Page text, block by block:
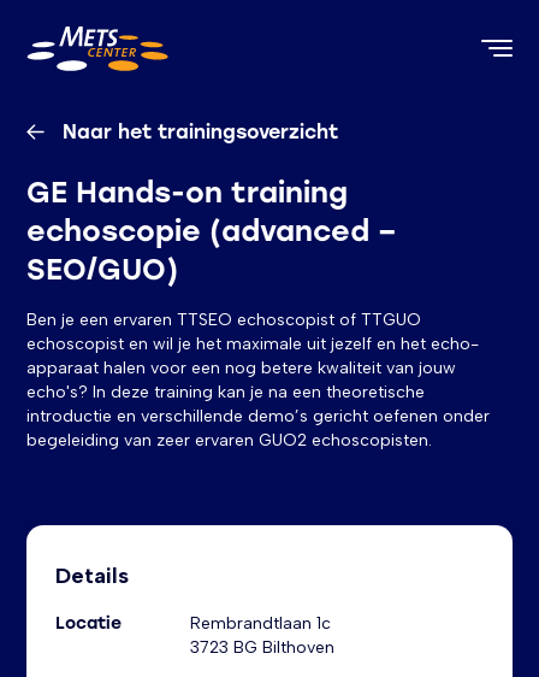
METS Center, terug naar de homepagina
Naar het trainingsoverzicht
GE Hands-on training
echoscopie (advanced –
SEO/GUO)
Ben je een ervaren TTSEO echoscopist of TTGUO
echoscopist en wil je het maximale uit jezelf en het echo-
apparaat halen voor een nog betere kwaliteit van jouw
echo's? In deze training kan je na een theoretische
introductie en verschillende demo’s gericht oefenen onder
begeleiding van zeer ervaren GUO2 echoscopisten.
Informatie over de training
Details
Locatie
Rembrandtlaan 1c
3723 BG Bilthoven